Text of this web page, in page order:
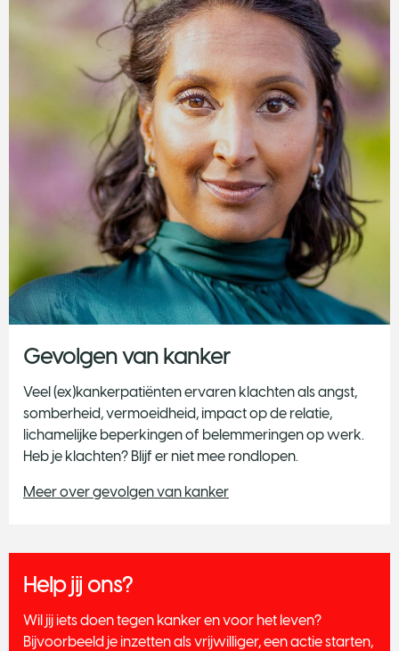
Gevolgen van kanker
Veel (ex)kankerpatiënten ervaren klachten als angst,
somberheid, vermoeidheid, impact op de relatie,
lichamelijke beperkingen of belemmeringen op werk.
Heb je klachten? Blijf er niet mee rondlopen.
Meer over gevolgen van kanker
Help jij ons?
Wil jij iets doen tegen kanker en voor het leven?
Bijvoorbeeld je inzetten als vrijwilliger, een actie starten,